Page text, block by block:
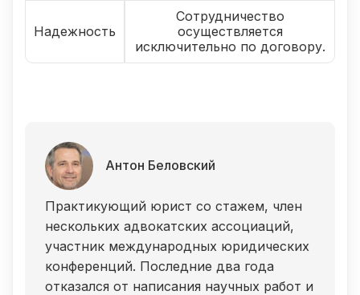
Надежность
Сотрудничество
осуществляется
исключительно по договору.
Антон Беловский
Практикующий юрист со стажем, член
нескольких адвокатских ассоциаций,
участник международных юридических
конференций. Последние два года
отказался от написания научных работ и